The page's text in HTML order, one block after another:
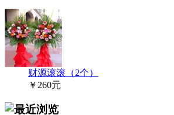
财源滚滚（2个）
￥260元